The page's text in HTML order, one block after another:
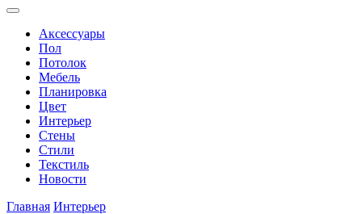
Аксессуары
Пол
Потолок
Мебель
Планировка
Цвет
Интерьер
Стены
Стили
Текстиль
Новости
Главная Интерьер